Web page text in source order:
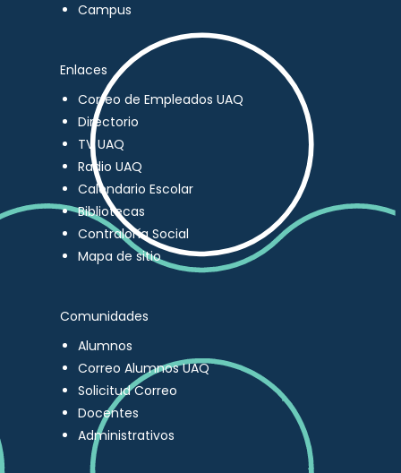
Campus
Enlaces
Correo de Empleados UAQ
Directorio
TV UAQ
Radio UAQ
Calendario Escolar
Bibliotecas
Contraloría Social
Mapa de sitio
Comunidades
Alumnos
Correo Alumnos UAQ
Solicitud Correo
Docentes
Administrativos